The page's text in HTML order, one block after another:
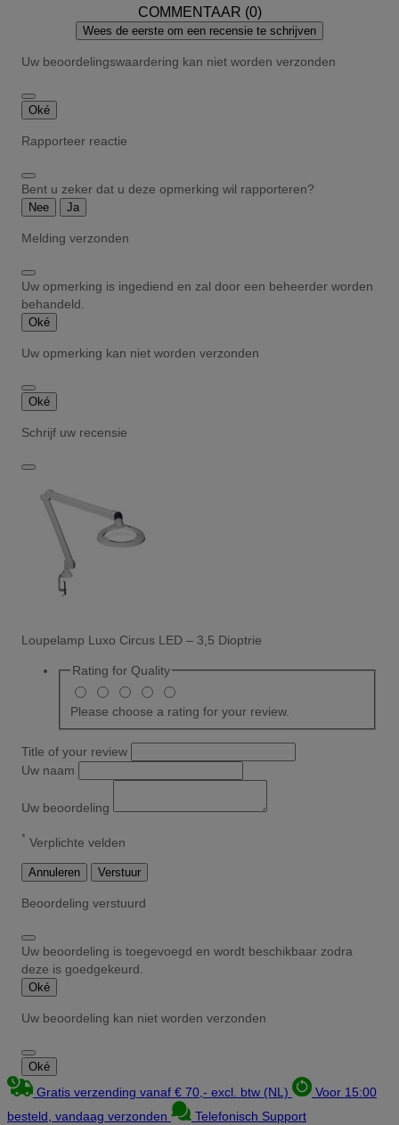
COMMENTAAR (0)
Wees de eerste om een recensie te schrijven
Uw beoordelingswaardering kan niet worden verzonden
Oké
Rapporteer reactie
Bent u zeker dat u deze opmerking wil rapporteren?
Nee Ja
Melding verzonden
Uw opmerking is ingediend en zal door een beheerder worden
behandeld.
Oké
Uw opmerking kan niet worden verzonden
Oké
Schrijf uw recensie
Loupelamp Luxo Circus LED – 3,5 Dioptrie
Rating for Quality
Please choose a rating for your review.
Title of your review
Uw naam
Uw beoordeling
* Verplichte velden
Annuleren Verstuur
Beoordeling verstuurd
Uw beoordeling is toegevoegd en wordt beschikbaar zodra
deze is goedgekeurd.
Oké
Uw beoordeling kan niet worden verzonden
Oké
Gratis verzending vanaf € 70,- excl. btw (NL)
Voor 15:00
besteld, vandaag verzonden
Telefonisch Support